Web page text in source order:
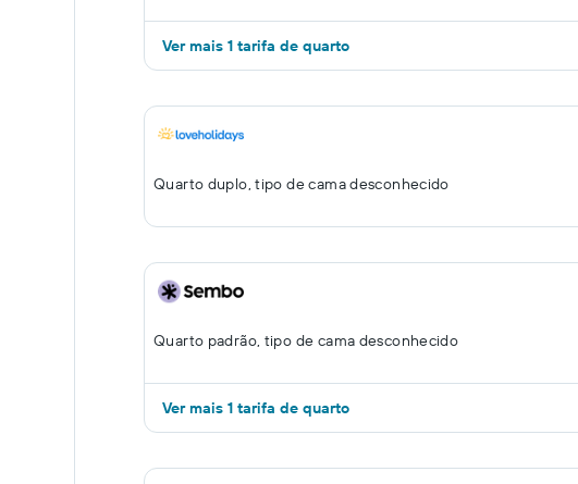
Ver mais 1 tarifa de quarto
Quarto duplo, tipo de cama desconhecido
Quarto padrão, tipo de cama desconhecido
Ver mais 1 tarifa de quarto